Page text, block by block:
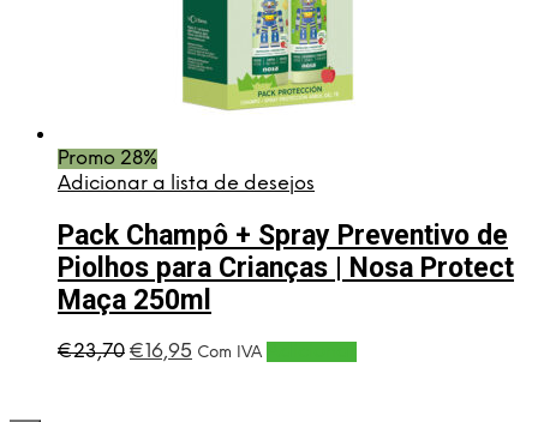
Promo 28%
Adicionar a lista de desejos
Pack Champô + Spray Preventivo de
Piolhos para Crianças | Nosa Protect
Maça 250ml
€23,70 O
€16,95 O
Com IVA